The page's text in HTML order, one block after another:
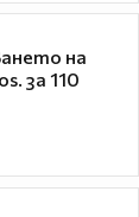
на
за 110